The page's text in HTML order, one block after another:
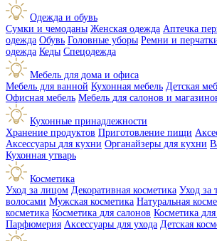
Одежда и обувь
Сумки и чемоданы Женская одежда Аптечка
одежда Обувь Головные уборы Ремни и
одежда Кеды Спецодежда
Мебель для дома и офиса
Мебель для ванной Кухонная мебель Детская
Офисная мебель Мебель для салонов и
Кухонные принадлежности
Хранение продуктов Приготовление пищи
Аксессуары для кухни Органайзеры для кухни
Кухонная утварь
Косметика
Уход за лицом Декоративная косметика Уход за
волосами Мужская косметика Натуральная
косметика Косметика для салонов Косметика
Парфюмерия Аксессуары для ухода Детская